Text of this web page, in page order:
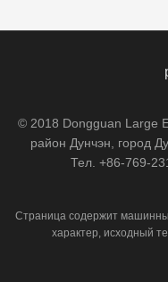
© 2018 Dongguan Large
район Дунчэн, город
Тел. +86-769-
Страница содержит
характер, исходный